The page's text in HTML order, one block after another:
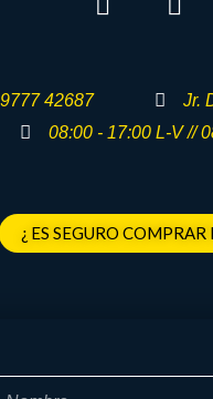
9777 42687
Jr.
08:00 - 17:00 L-V //
¿ ES SEGURO